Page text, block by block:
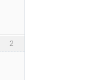
2